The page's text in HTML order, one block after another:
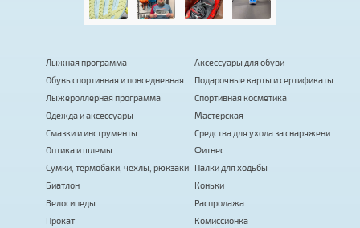
Лыжная программа
Обувь спортивная и повседневная
Лыжероллерная программа
Одежда и аксессуары
Смазки и инструменты
Оптика и шлемы
Сумки, термобаки, чехлы, рюкзаки
Биатлон
Велосипеды
Прокат
Аксессуары для обуви
Подарочные карты и сертификаты
Спортивная косметика
Мастерская
Средства для ухода за снаряжением
Фитнес
Палки для ходьбы
Коньки
Распродажа
Комиссионка